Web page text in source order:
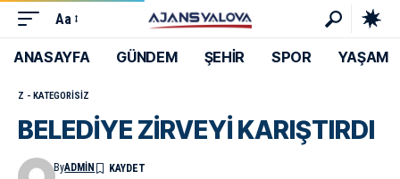
Aa
ANASAYFA GÜNDEM ŞEHİR SPOR YAŞAM
Z - KATEGORISIZ
BELEDİYE ZİRVEYİ KARIŞTIRDI
ByADMIN